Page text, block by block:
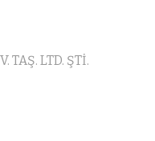
TAŞ. LTD. ŞTİ.